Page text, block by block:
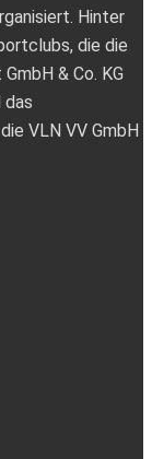
Hinter
die die
& Co. KG
das
VLN VV GmbH